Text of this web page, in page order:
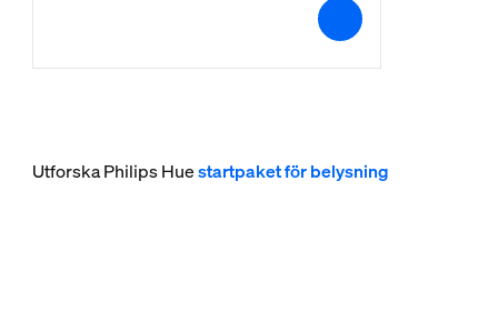
Utforska Philips Huestartpaket för belysning